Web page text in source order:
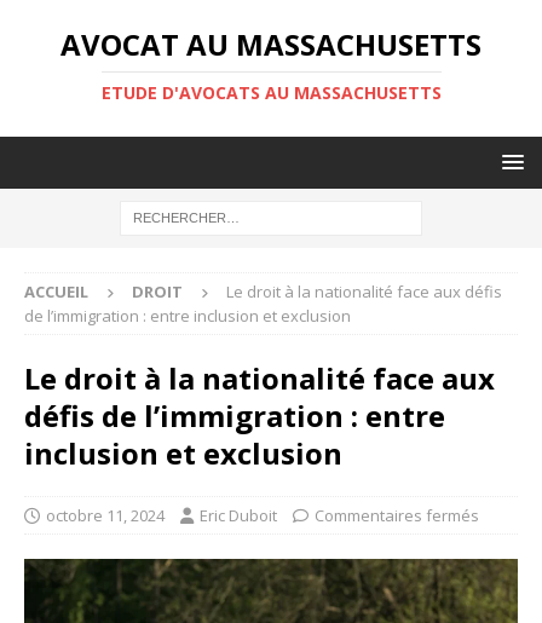
AVOCAT AU MASSACHUSETTS
ETUDE D'AVOCATS AU MASSACHUSETTS
ACCUEIL DROIT
Le droit à la nationalité face aux défis
de l’immigration : entre inclusion et exclusion
Le droit à la nationalité face aux
défis de l’immigration : entre
inclusion et exclusion
octobre 11, 2024 Eric Duboit Commentaires fermés